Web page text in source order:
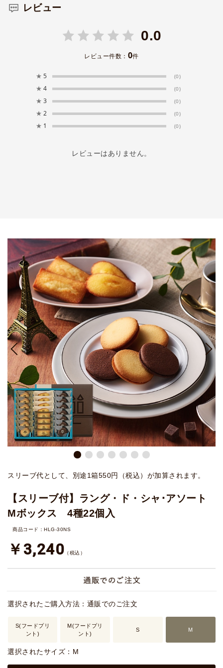
レビュー
0.0
レビュー件数： 0件
★ 5 (0)
★ 4 (0)
★ 3 (0)
★ 2 (0)
★ 1 (0)
レビューはありません。
スリーブ代として、別途1箱550円（税込）が加算されます。
【スリーブ付】ラング・ド・シャ･アソート
Mボックス 4種22個入
商品コード：HLG-30NS
￥3,240 （税込）
選択されたご購入方法：通販でのご注文
S(フードプリ
ント)
M(フードプリ
ント)
S M
選択されたサイズ：M